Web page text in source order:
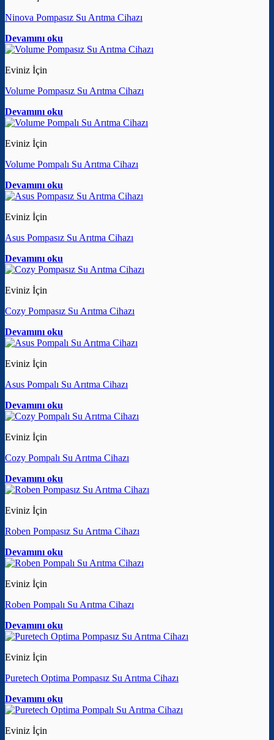
Ninova Pompasız Su Arıtma Cihazı
Devamını oku
Eviniz İçin
Volume Pompasız Su Arıtma Cihazı
Devamını oku
Eviniz İçin
Volume Pompalı Su Arıtma Cihazı
Devamını oku
Eviniz İçin
Asus Pompasız Su Arıtma Cihazı
Devamını oku
Eviniz İçin
Cozy Pompasız Su Arıtma Cihazı
Devamını oku
Eviniz İçin
Asus Pompalı Su Arıtma Cihazı
Devamını oku
Eviniz İçin
Cozy Pompalı Su Arıtma Cihazı
Devamını oku
Eviniz İçin
Roben Pompasız Su Arıtma Cihazı
Devamını oku
Eviniz İçin
Roben Pompalı Su Arıtma Cihazı
Devamını oku
Eviniz İçin
Puretech Optima Pompasız Su Arıtma Cihazı
Devamını oku
Eviniz İçin